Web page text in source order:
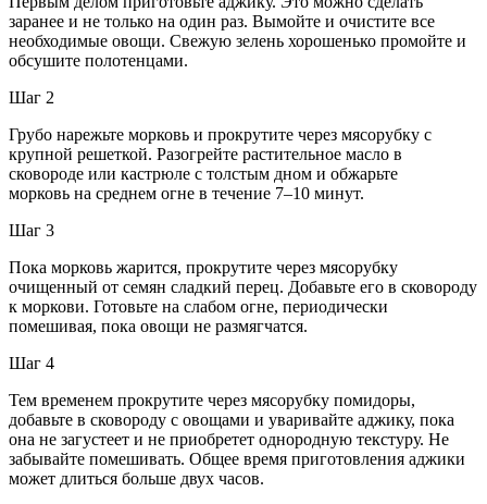
заранее и не только на один раз. Вымойте и очистите все
необходимые овощи. Свежую зелень хорошенько промойте и
обсушите полотенцами.
Шаг 2
Грубо нарежьте морковь и прокрутите через мясорубку с
крупной решеткой. Разогрейте растительное масло в
сковороде или кастрюле с толстым дном и обжарьте
морковь на среднем огне в течение 7–10 минут.
Шаг 3
Пока морковь жарится, прокрутите через мясорубку
очищенный от семян сладкий перец. Добавьте его в сковороду
к моркови. Готовьте на слабом огне, периодически
помешивая, пока овощи не размягчатся.
Шаг 4
Тем временем прокрутите через мясорубку помидоры,
добавьте в сковороду с овощами и уваривайте аджику, пока
она не загустеет и не приобретет однородную текстуру. Не
забывайте помешивать. Общее время приготовления аджики
может длиться больше двух часов.